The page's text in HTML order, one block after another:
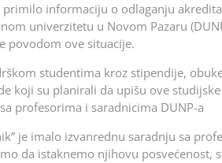
primilo informaciju o odlaganju
univerzitetu u Novom Pazaru
povodom ove situacije.
studentima kroz stipendije,
koji su planirali da upišu ove
profesorima i saradnicima DUNP-a
je imalo izvanrednu saradnju sa
da istaknemo njihovu posvećenost,